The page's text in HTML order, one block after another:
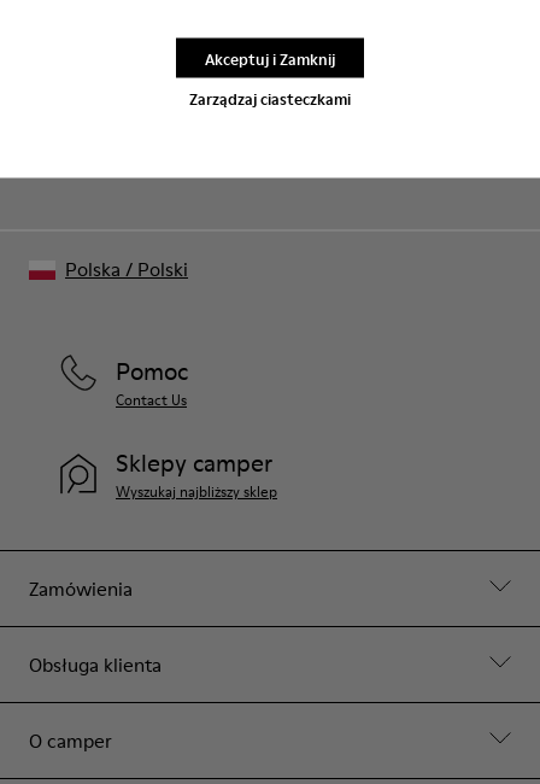
Zarządzaj ciasteczkami
Akceptuj i Zamknij
wyjątkowych rabatów, wcześniejszego dostępu, zaproszeń na
Zamówienia
Obsługa klienta
O camper
Pomoc
Contact Us
Sklepy camper
Wyszukaj najbliższy sklep
Polska / Polski